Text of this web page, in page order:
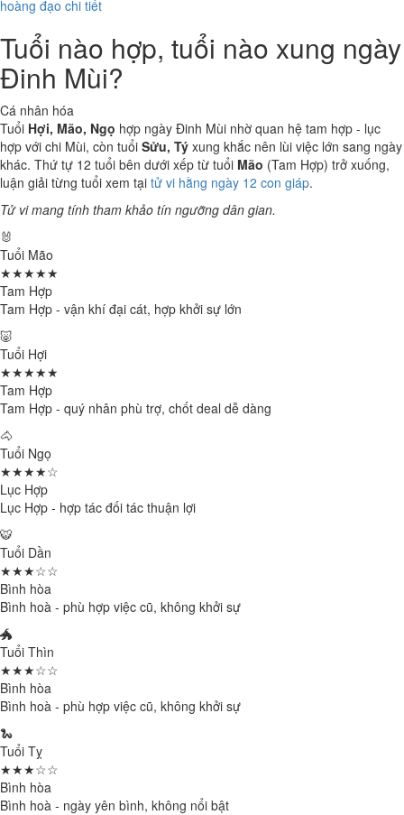
hoàng đạo chi tiết
Tuổi nào hợp, tuổi nào xung ngày
Đinh Mùi?
Cá nhân hóa
Tuổi Hợi, Mão, Ngọ hợp ngày Đinh Mùi nhờ quan hệ tam hợp - lục
hợp với chi Mùi, còn tuổi Sửu, Tý xung khắc nên lùi việc lớn sang ngày
khác. Thứ tự 12 tuổi bên dưới xếp từ tuổi Mão (Tam Hợp) trở xuống,
luận giải từng tuổi xem tại tử vi hằng ngày 12 con giáp.
Tử vi mang tính tham khảo tín ngưỡng dân gian.
🐰
Tuổi Mão
★★★★★
Tam Hợp
Tam Hợp - vận khí đại cát, hợp khởi sự lớn
🐷
Tuổi Hợi
★★★★★
Tam Hợp
Tam Hợp - quý nhân phù trợ, chốt deal dễ dàng
🐴
Tuổi Ngọ
★★★★☆
Lục Hợp
Lục Hợp - hợp tác đối tác thuận lợi
🐯
Tuổi Dần
★★★☆☆
Bình hòa
Bình hoà - phù hợp việc cũ, không khởi sự
🐲
Tuổi Thìn
★★★☆☆
Bình hòa
Bình hoà - phù hợp việc cũ, không khởi sự
🐍
Tuổi Tỵ
★★★☆☆
Bình hòa
Bình hoà - ngày yên bình, không nổi bật